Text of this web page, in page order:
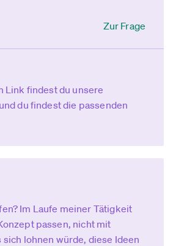
Zur Frage
Link findest du unsere
du findest die passenden
Im Laufe meiner Tätigkeit
passen, nicht mit
lohnen würde, diese Ideen